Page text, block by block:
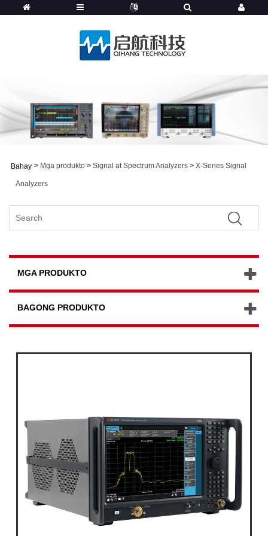
Bahay > Mga produkto > Signal at Spectrum Analyzers > X-Series Signal
Analyzers
MGA PRODUKTO
BAGONG PRODUKTO